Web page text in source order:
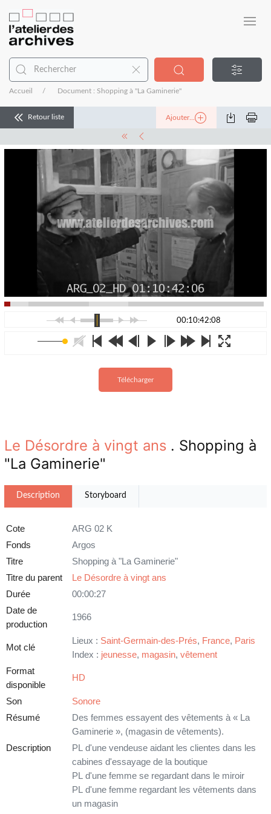
Accueil Document : Shopping à "La Gaminerie"
Retour liste Ajouter...
00:10:42:08
Télécharger
Le Désordre à vingt ans . Shopping à
"La Gaminerie"
Description Storyboard
Cote
ARG 02 K
Fonds
Argos
Titre
Shopping à "La Gaminerie"
Titre du parent
Le Désordre à vingt ans
Durée
00:00:27
Date de
production
1966
Mot clé
Lieux : Saint-Germain-des-Prés, France, Paris
Index : jeunesse, magasin, vêtement
Format
disponible
HD
Son
Sonore
Résumé
Des femmes essayent des vêtements à « La
Gaminerie », (magasin de vêtements).
Description
PL d'une vendeuse aidant les clientes dans les
cabines d'essayage de la boutique
PL d'une femme se regardant dans le miroir
PL d'une femme regardant les vêtements dans
un magasin